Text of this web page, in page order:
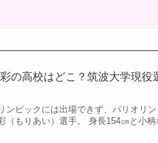
の高校はどこ？筑波大学現役
ンピックには出場できず、パリオリ
（もりあい）選手。 身長154㎝と小柄